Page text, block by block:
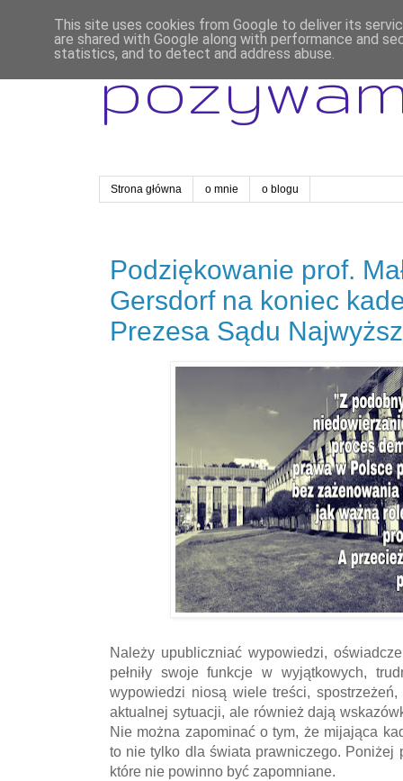
Strona główna o mnie o blogu
Podziękowanie prof.
Gersdorf na koniec
Prezesa Sądu
Należy upubliczniać wypowiedzi,
pełniły swoje funkcje w wyjątkowych,
wypowiedzi niosą wiele treści,
aktualnej sytuacji, ale również dają
Nie można zapominać o tym, że mijająca
to nie tylko dla świata prawniczego. Poniżej
które nie powinno być zapomniane.
This site uses cookies from Google to deliver its
are shared with Google along with performance and
statistics, and to detect and address abuse.